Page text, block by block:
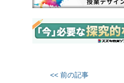
<< 前の記事